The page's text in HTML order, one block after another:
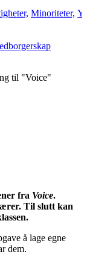
Minoriteter,
til "Voice"
fra Voice.
Til slutt kan
å lage egne
dem.